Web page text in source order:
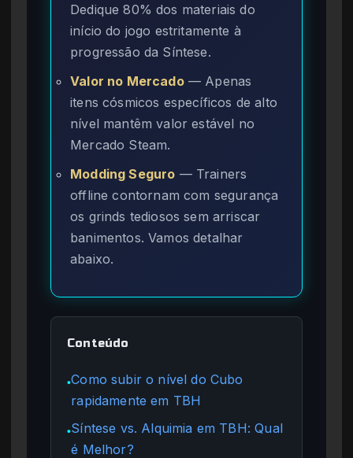
Dedique 80% dos materiais do
início do jogo estritamente à
progressão da Síntese.
Valor no Mercado— Apenas
itens cósmicos específicos de alto
nível mantêm valor estável no
Mercado Steam.
Modding Seguro — Trainers
offline contornam com segurança
os grinds tediosos sem arriscar
banimentos. Vamos detalhar
abaixo.
Conteúdo
●Como subir o nível do Cubo
rapidamente em TBH
●Síntese vs. Alquimia em TBH: Qual
é Melhor?